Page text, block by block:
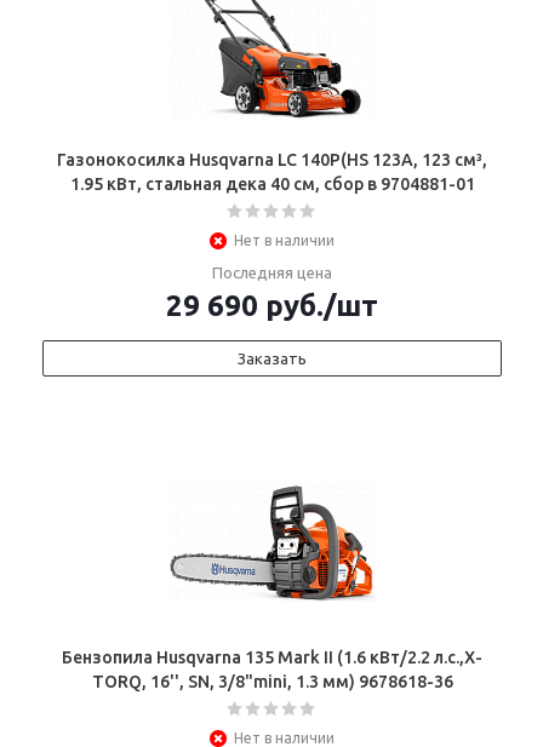
Газонокосилка Husqvarna LC 140P(HS 123A, 123 см³,
1.95 кВт, стальная дека 40 cм, сбор в 9704881-01
Нет в наличии
Последняя цена
29 690 руб./шт
Заказать
Бензопила Husqvarna 135 Mark II (1.6 кВт/2.2 л.с.,X-
TORQ, 16'', SN, 3/8"mini, 1.3 мм) 9678618-36
Нет в наличии